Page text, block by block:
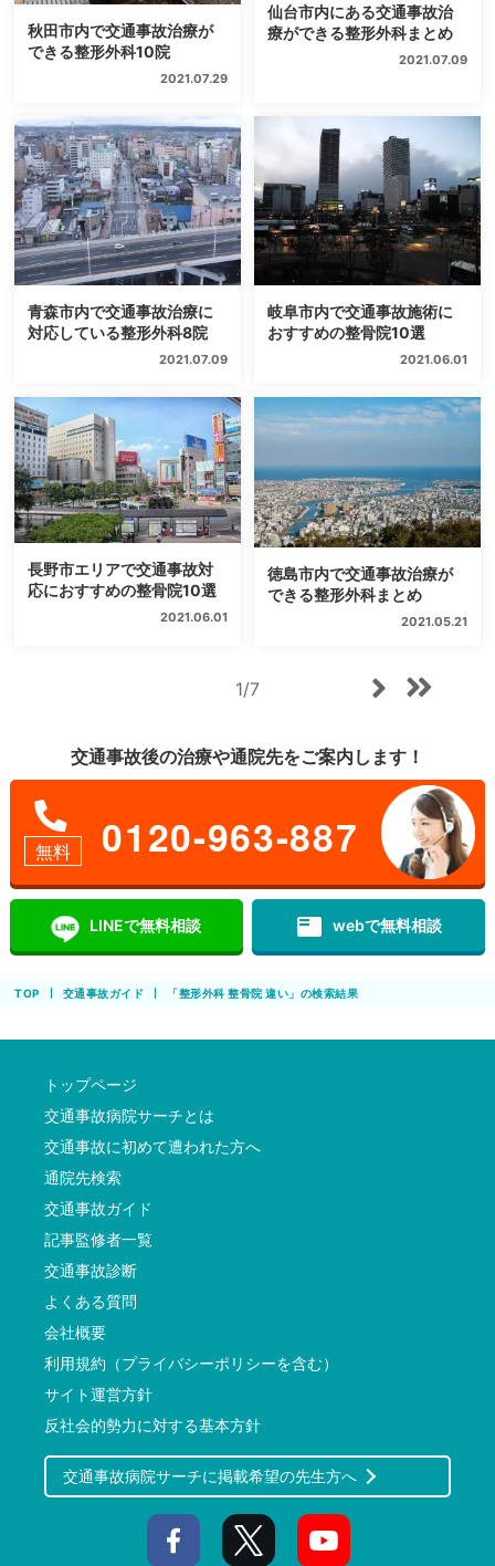
秋田市内で交通事故治療が
できる整形外科10院
2021.07.29
仙台市内にある交通事故治
療ができる整形外科まとめ
2021.07.09
青森市内で交通事故治療に
対応している整形外科8院
2021.07.09
岐阜市内で交通事故施術に
おすすめの整骨院10選
2021.06.01
長野市エリアで交通事故対
応におすすめの整骨院10選
2021.06.01
徳島市内で交通事故治療が
できる整形外科まとめ
2021.05.21
1/7
交通事故後の治療や通院先をご案内します！
無料 0120-963-887
LINEで無料相談 featured_play_list webで無料相談
TOP 交通事故ガイド 「整形外科 整骨院 違い」の検索結果
トップページ
交通事故病院サーチとは
交通事故に初めて遭われた方へ
通院先検索
交通事故ガイド
記事監修者一覧
交通事故診断
よくある質問
会社概要
利用規約（プライバシーポリシーを含む）
サイト運営方針
反社会的勢力に対する基本方針
交通事故病院サーチに掲載希望の先生方へ